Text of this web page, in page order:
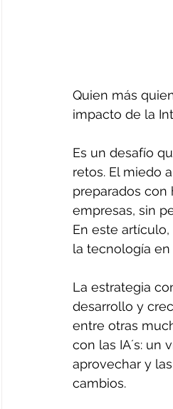
Quien más
impacto de la
Es un desafío
retos. El miedo
preparados con
empresas, sin
En este
la tecnología
La estrategia
desarrollo y
entre otras
con las IA´s:
aprovechar y
cambios.